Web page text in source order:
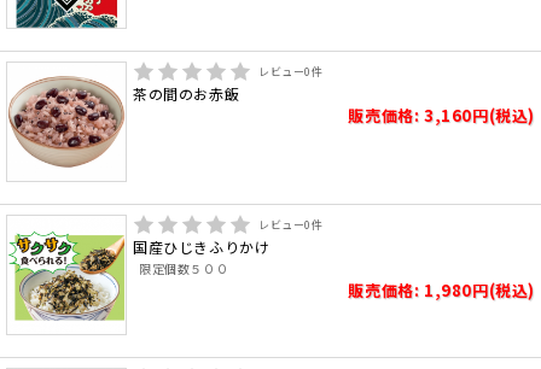
レビュー0件
茶の間のお赤飯
販売価格: 3,160円(税込)
レビュー0件
国産ひじきふりかけ
限定個数５００
販売価格: 1,980円(税込)